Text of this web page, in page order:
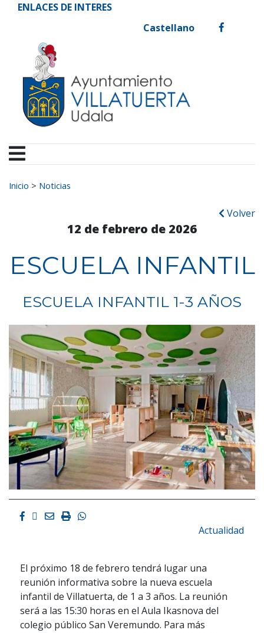
Ir al contenido
Ayuntamiento de
ENLACES DE INTERES
Castellano
facebook
Buscar:
Inicio > Noticias
Volver
12 de febrero de 2026
ESCUELA INFANTIL
ESCUELA INFANTIL 1-3 AÑOS
Facebook
Twitter
EmailImprimirWhatsapp
Actualidad
El próximo 18 de febrero tendrá lugar una
reunión informativa sobre la nueva escuela
infantil de Villatuerta, de 1 a 3 años. La reunión
será a las 15:30 horas en el Aula Ikasnova del
colegio público San Veremundo. Para más